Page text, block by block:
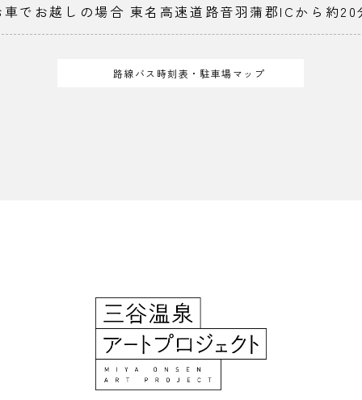
車でお越しの場合 東名高速道路音羽蒲郡ICから約20
路線バス時刻表・駐車場マップ